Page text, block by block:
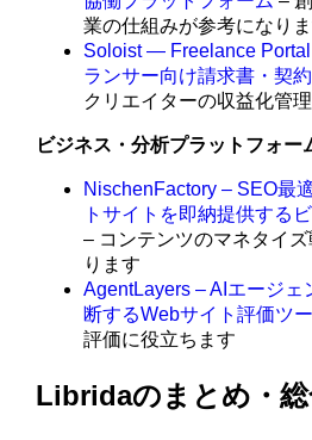
業の仕組みが参考になり
Soloist — Freelance
ランサー向け請求書・契
クリエイターの収益化管
ビジネス・分析プラットフォー
NischenFactory – SEO最
トサイトを即納提供する
– コンテンツのマネタイ
ります
AgentLayers – AIエージェ
断するWebサイト評価ツ
評価に役立ちます
Libridaのまとめ・